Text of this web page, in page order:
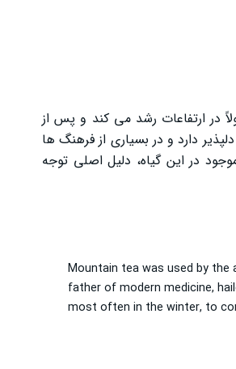
در ارتفاعات رشد می‌ کند و پس از
دارد و در بسیاری از فرهنگ‌ ها
در این گیاه، دلیل اصلی توجه
Mountain tea was used by the
father of modern medicine,
most often in the winter, to